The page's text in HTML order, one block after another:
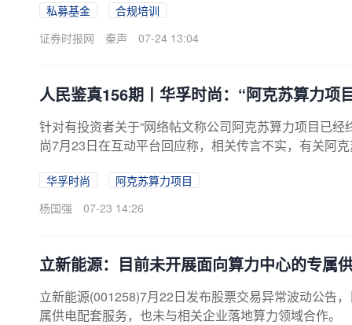
监管导向、补齐合规短板、畅通“募投管退”全链条，推
监局相关领导在发言中深刻分析当前私募基金行业发展
私募基金
合规培训
证券时报网
秦声 07-24 13:04
人民鉴真156期丨华孚时尚：“阿克苏算力项
针对有投资者关于“网络帖文称公司阿克苏算力项目已
尚7月23日在互动平台回应称，相关传言不实，有关阿
情、客户需求、设备供货等因素合理安排投产运营进度
华孚时尚
阿克苏算力项目
杨国强
07-23 14:26
立新能源：目前未开展面向算力中心的专属
立新能源(001258)7月22日发布股票交易异常波动公告
属供电配套服务，也未与相关企业落地算力领域合作。